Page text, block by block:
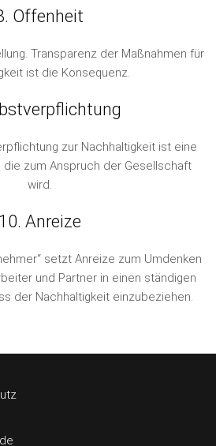
Offenheit
Transparenz der Maßnahmen für
ist die Konsequenz.
zur Nachhaltigkeit ist eine
zum Anspruch der Gesellschaft
wird.
10. Anreize
setzt Anreize zum Umdenken
und Partner in einen ständigen
der Nachhaltigkeit einzubeziehen.